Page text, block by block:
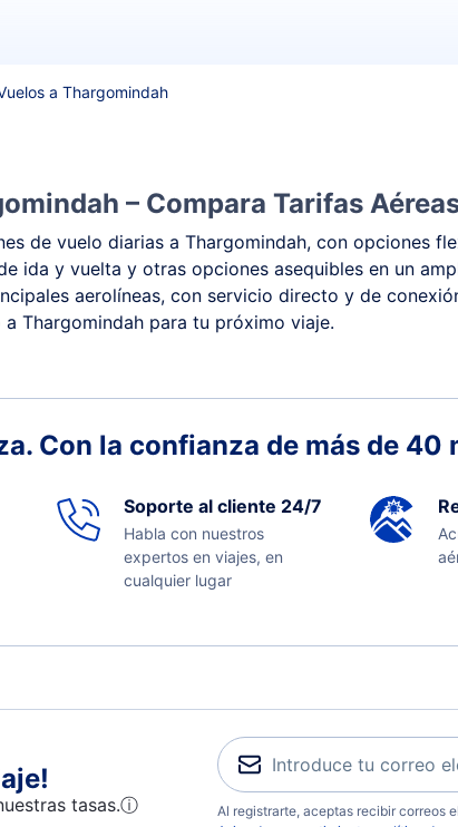
a Thargomindah
– Compara Tarifas
de vuelo diarias a Thargomindah, con opciones
ida y vuelta y otras opciones asequibles en un
aerolíneas, con servicio directo y de
Thargomindah para tu próximo viaje.
Con la confianza de más de 40
Soporte al cliente 24/7
Habla con nuestros
expertos en viajes, en
cualquier lugar
tasas.ⓘ
Al registrarte, aceptas recibir correos